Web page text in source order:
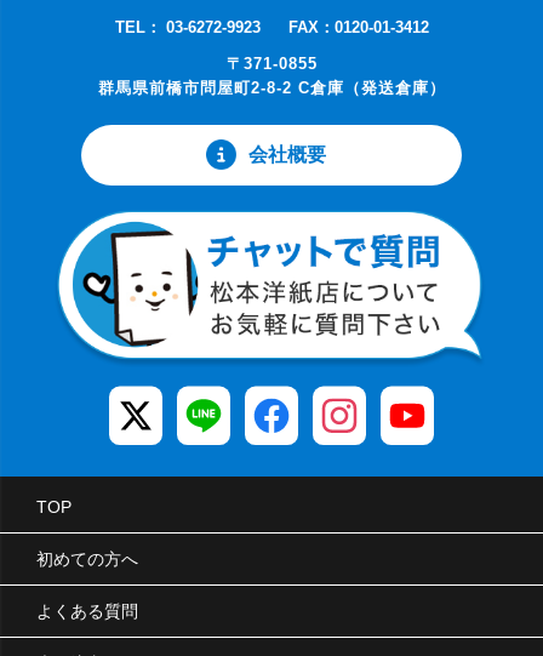
TEL： 03-6272-9923
FAX：0120-01-3412
〒371-0855
群馬県前橋市問屋町2-8-2 C倉庫（発送倉庫）
会社概要
TOP
初めての方へ
よくある質問